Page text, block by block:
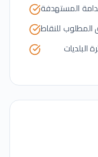
المستهدفة
المطلوب للنقاط
البلديات